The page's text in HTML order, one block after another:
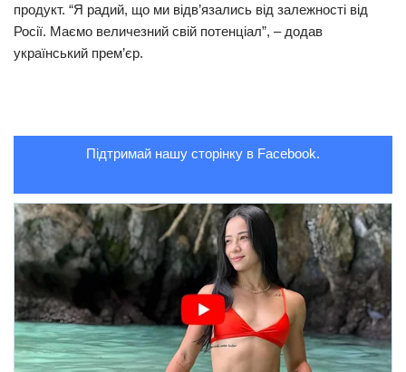
Суспільство
продукт. “Я радий, що ми відв’язались від залежності від
Росії. Маємо величезний свій потенціал”, – додав
український прем’єр.
Підтримай нашу сторінку в Facebook.